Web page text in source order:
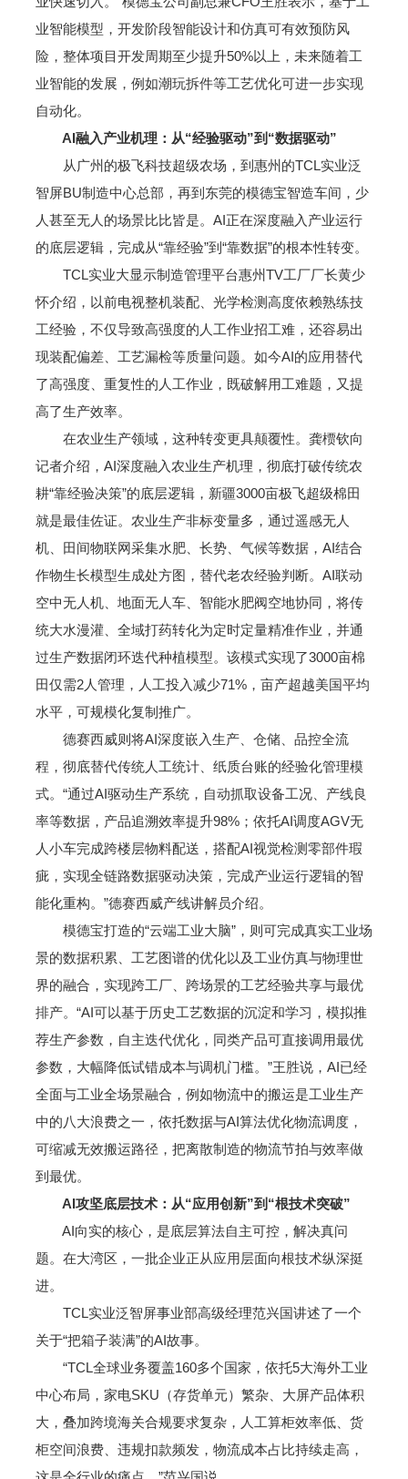
业智能模型，开发阶段智能设计和仿真可有效预防风
险，整体项目开发周期至少提升50%以上，未来随着工
业智能的发展，例如潮玩拆件等工艺优化可进一步实现
自动化。
AI融入产业机理：从“经验驱动”到“数据驱动”
从广州的极飞科技超级农场，到惠州的TCL实业泛
智屏BU制造中心总部，再到东莞的模德宝智造车间，少
人甚至无人的场景比比皆是。AI正在深度融入产业运行
的底层逻辑，完成从“靠经验”到“靠数据”的根本性转变。
TCL实业大显示制造管理平台惠州TV工厂厂长黄少
怀介绍，以前电视整机装配、光学检测高度依赖熟练技
工经验，不仅导致高强度的人工作业招工难，还容易出
现装配偏差、工艺漏检等质量问题。如今AI的应用替代
了高强度、重复性的人工作业，既破解用工难题，又提
高了生产效率。
在农业生产领域，这种转变更具颠覆性。龚槚钦向
记者介绍，AI深度融入农业生产机理，彻底打破传统农
耕“靠经验决策”的底层逻辑，新疆3000亩极飞超级棉田
就是最佳佐证。农业生产非标变量多，通过遥感无人
机、田间物联网采集水肥、长势、气候等数据，AI结合
作物生长模型生成处方图，替代老农经验判断。AI联动
空中无人机、地面无人车、智能水肥阀空地协同，将传
统大水漫灌、全域打药转化为定时定量精准作业，并通
过生产数据闭环迭代种植模型。该模式实现了3000亩棉
田仅需2人管理，人工投入减少71%，亩产超越美国平均
水平，可规模化复制推广。
德赛西威则将AI深度嵌入生产、仓储、品控全流
程，彻底替代传统人工统计、纸质台账的经验化管理模
式。“通过AI驱动生产系统，自动抓取设备工况、产线良
率等数据，产品追溯效率提升98%；依托AI调度AGV无
人小车完成跨楼层物料配送，搭配AI视觉检测零部件瑕
疵，实现全链路数据驱动决策，完成产业运行逻辑的智
能化重构。”德赛西威产线讲解员介绍。
模德宝打造的“云端工业大脑”，则可完成真实工业场
景的数据积累、工艺图谱的优化以及工业仿真与物理世
界的融合，实现跨工厂、跨场景的工艺经验共享与最优
排产。“AI可以基于历史工艺数据的沉淀和学习，模拟推
荐生产参数，自主迭代优化，同类产品可直接调用最优
参数，大幅降低试错成本与调机门槛。”王胜说，AI已经
全面与工业全场景融合，例如物流中的搬运是工业生产
中的八大浪费之一，依托数据与AI算法优化物流调度，
可缩减无效搬运路径，把离散制造的物流节拍与效率做
到最优。
AI攻坚底层技术：从“应用创新”到“根技术突破”
AI向实的核心，是底层算法自主可控，解决真问
题。在大湾区，一批企业正从应用层面向根技术纵深挺
进。
TCL实业泛智屏事业部高级经理范兴国讲述了一个
关于“把箱子装满”的AI故事。
“TCL全球业务覆盖160多个国家，依托5大海外工业
中心布局，家电SKU（存货单元）繁杂、大屏产品体积
大，叠加跨境海关合规要求复杂，人工算柜效率低、货
柜空间浪费、违规扣款频发，物流成本占比持续走高，